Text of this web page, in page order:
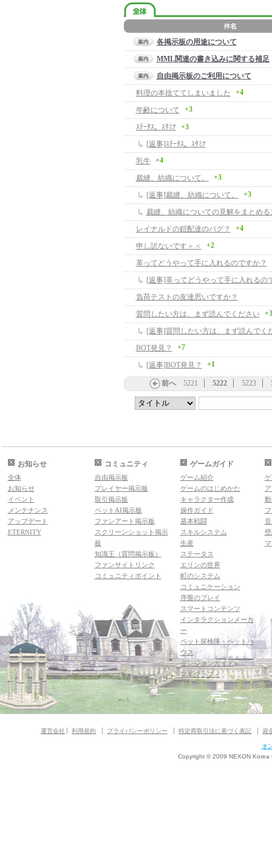
各掲示板の用途について
MML関連の書き込みに関する補足
自由掲示板のご利用について
料理の本捨ててしまいました
+4
年齢について +3
ｽﾃｰﾀｽ。ｽﾀﾐﾅ
+3
[返事]ｽﾃｰﾀｽ。ｽﾀﾐﾅ
乳牛
+4
裁縫、紡織について。 +3
[返事]裁縫、紡織について。 +3
裁縫、紡織についての見解をまとめる
レイナルドの鎧配達のバグ？
+4
申し訳ないです＞＜ +2
革ってどうやって手に入れるのですか？
[返事]革ってどうやって手に入れるの
負荷テストの友達思いですか？
質問したい方は、まず読んでください
+3
[返事]質問したい方は、まず読んでく
BOT発見？
+7
[返事]BOT発見？ +1
前へ 5221 5222 5223
お知らせ
全体
お知らせ
イベント
メンテナンス
アップデート
ETERNITY
コミュニティ
自由掲示板
プレイヤー掲示板
取引掲示板
ペットAI掲示板
ファンアート掲示板
スクリーンショット掲示
板
知識王（質問掲示板）
ファンサイトリンク
コミュニティポイント
ゲームガイド
ゲーム紹介
ゲームのはじめかた
キャラクター作成
操作ガイド
基本戦闘
スキルシステム
生産
ステータス
エリンの世界
町のシステム
コミュニケーション
序盤のプレイ
スマートコンテンツ
インタラクションメーカ
ー
ペット探検隊・ペットハ
ウス
ダンジョンガイド
マギグラフィ
運営会社 利用規約 プライバシーポリシー 特定商取引法に基づく表記 資
オ
Copyright © 2009 NEXON Korea